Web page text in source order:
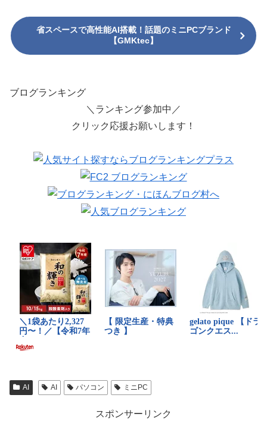
省スペースで高性能AI搭載！話題のミニPCブランド
【GMKtec】
ブログランキング
＼ランキング参加中／
クリック応援お願いします！
AI AI パソコン ミニPC
スポンサーリンク